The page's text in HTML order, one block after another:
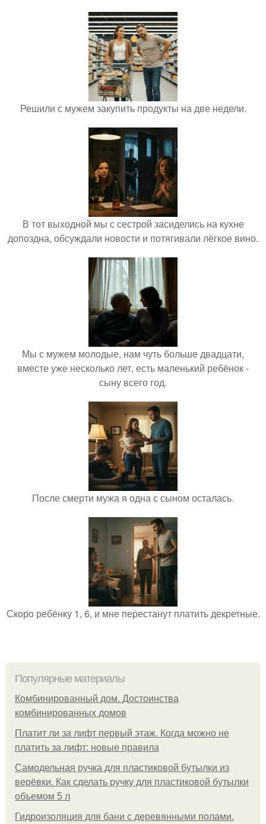
Решили с мужем закупить продукты на две недели.
В тот выходной мы с сестрой засиделись на кухне
допоздна, обсуждали новости и потягивали лёгкое вино.
Мы с мужем молодые, нам чуть больше двадцати,
вместе уже несколько лет, есть маленький ребёнок -
сыну всего год.
После смерти мужа я одна с сыном осталась.
Скоро ребёнку 1, 6, и мне перестанут платить декретные.
Популярные материалы
Комбинированный дом. Достоинства
комбинированных домов
Платит ли за лифт первый этаж. Когда можно не
платить за лифт: новые правила
Самодельная ручка для пластиковой бутылки из
верёвки. Как сделать ручку для пластиковой бутылки
объемом 5 л
Гидроизоляция для бани с деревянными полами.